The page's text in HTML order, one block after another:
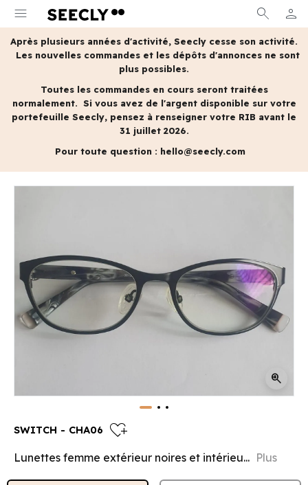
menu search person
MON
Après plusieurs années d'activité, Seecly cesse son activité.
Les nouvelles commandes et les dépôts d'annonces ne sont
plus possibles.
Toutes les commandes en cours seront traitées
normalement. Si vous avez de l'argent disponible sur votre
portefeuille Seecly, pensez à renseigner votre RIB avant le
31 juillet 2026.
Pour toute question : hello@seecly.com
zoom_in
SWITCH - CHA06 heart_plus
Lunettes femme extérieur noires et intérieu... Plus